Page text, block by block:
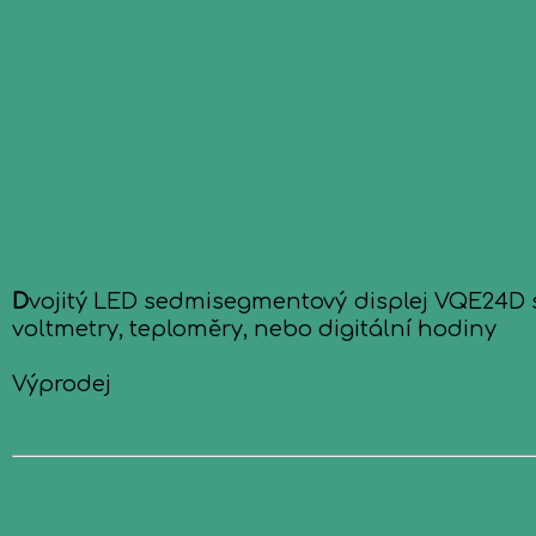
Dvojitý LED sedmisegmentový displej
voltmetry, teploměry, nebo digitální hodiny
Výprodej